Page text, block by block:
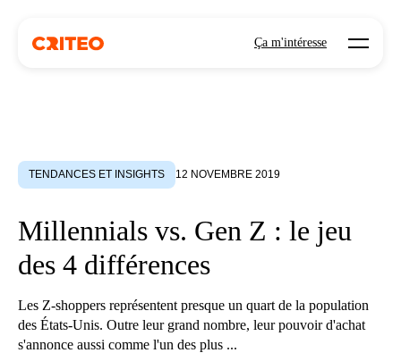
Ça m'intéresse Open
TENDANCES ET INSIGHTS 12 NOVEMBRE 2019
Millennials vs. Gen Z : le jeu
des 4 différences
Les Z-shoppers représentent presque un quart de la population
des États-Unis. Outre leur grand nombre, leur pouvoir d'achat
s'annonce aussi comme l'un des plus ...